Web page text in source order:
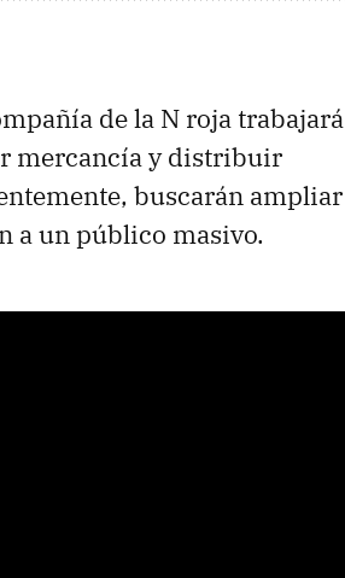
de la N roja trabajará
mercancía y distribuir
buscarán ampliar
a un público masivo.